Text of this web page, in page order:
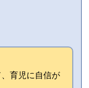
育児に自信が